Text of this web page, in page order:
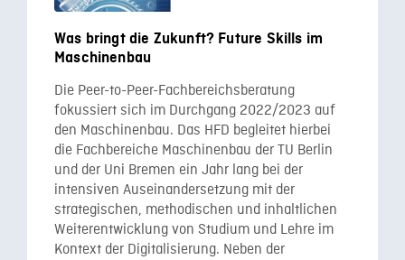
Was bringt die Zukunft? Future Skills im
Maschinenbau
Die Peer-to-Peer-Fachbereichsberatung
fokussiert sich im Durchgang 2022/2023 auf
den Maschinenbau. Das HFD begleitet hierbei
die Fachbereiche Maschinenbau der TU Berlin
und der Uni Bremen ein Jahr lang bei der
intensiven Auseinandersetzung mit der
strategischen, methodischen und inhaltlichen
Weiterentwicklung von Studium und Lehre im
Kontext der Digitalisierung. Neben der